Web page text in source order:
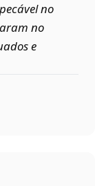
no
no
e